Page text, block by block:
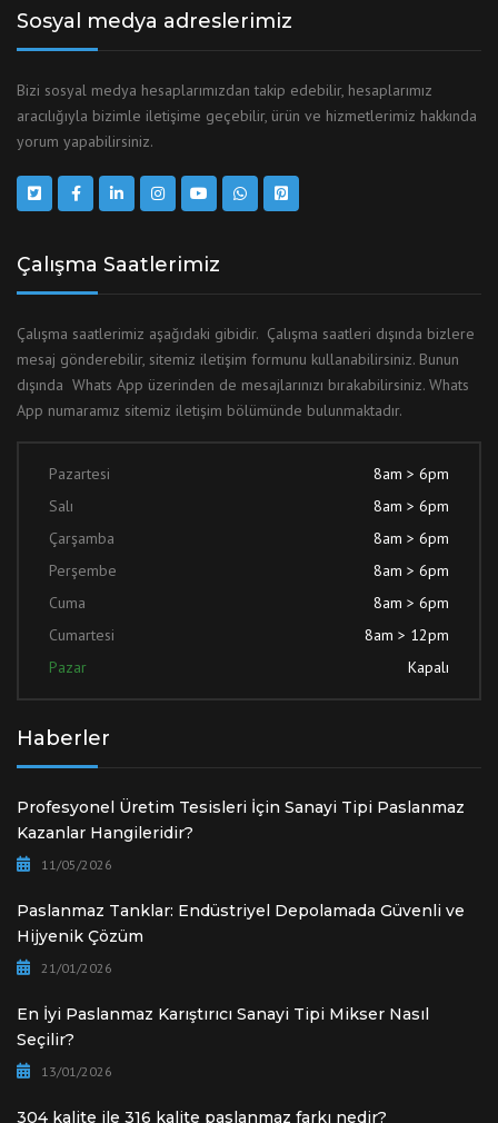
Sosyal medya adreslerimiz
Bizi sosyal medya hesaplarımızdan takip edebilir, hesaplarımız
aracılığıyla bizimle iletişime geçebilir, ürün ve hizmetlerimiz hakkında
yorum yapabilirsiniz.
Çalışma Saatlerimiz
Çalışma saatlerimiz aşağıdaki gibidir. Çalışma saatleri dışında bizlere
mesaj gönderebilir, sitemiz iletişim formunu kullanabilirsiniz. Bunun
dışında Whats App üzerinden de mesajlarınızı bırakabilirsiniz. Whats
App numaramız sitemiz iletişim bölümünde bulunmaktadır.
Pazartesi
8am > 6pm
Salı
8am > 6pm
Çarşamba
8am > 6pm
Perşembe
8am > 6pm
Cuma
8am > 6pm
Cumartesi
8am > 12pm
Pazar
Kapalı
Haberler
Profesyonel Üretim Tesisleri İçin Sanayi Tipi Paslanmaz
Kazanlar Hangileridir?
11/05/2026
Paslanmaz Tanklar: Endüstriyel Depolamada Güvenli ve
Hijyenik Çözüm
21/01/2026
En İyi Paslanmaz Karıştırıcı Sanayi Tipi Mikser Nasıl
Seçilir?
13/01/2026
304 kalite ile 316 kalite paslanmaz farkı nedir?